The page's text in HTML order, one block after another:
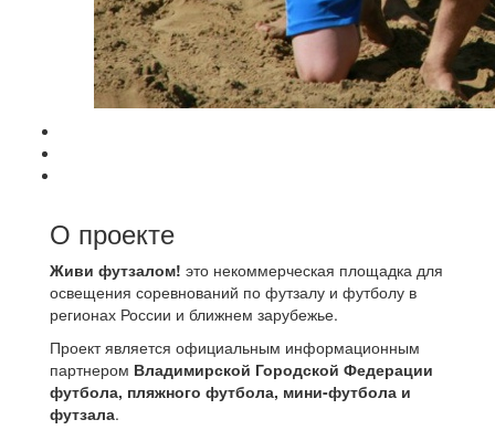
О проекте
Живи футзалом! это некоммерческая площадка для
освещения соревнований по футзалу и футболу в
регионах России и ближнем зарубежье.
Проект является официальным информационным
партнером Владимирской Городской Федерации
футбола, пляжного футбола, мини-футбола и
футзала.